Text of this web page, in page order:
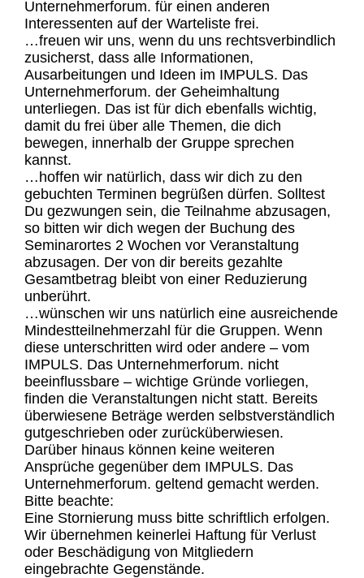
Unternehmerforum. für einen anderen
Interessenten auf der Warteliste frei.
…freuen wir uns, wenn du uns rechtsverbindlich
zusicherst, dass alle Informationen,
Ausarbeitungen und Ideen im IMPULS. Das
Unternehmerforum. der Geheimhaltung
unterliegen. Das ist für dich ebenfalls wichtig,
damit du frei über alle Themen, die dich
bewegen, innerhalb der Gruppe sprechen
kannst.
…hoffen wir natürlich, dass wir dich zu den
gebuchten Terminen begrüßen dürfen. Solltest
Du gezwungen sein, die Teilnahme abzusagen,
so bitten wir dich wegen der Buchung des
Seminarortes 2 Wochen vor Veranstaltung
abzusagen. Der von dir bereits gezahlte
Gesamtbetrag bleibt von einer Reduzierung
unberührt.
…wünschen wir uns natürlich eine ausreichende
Mindestteilnehmerzahl für die Gruppen. Wenn
diese unterschritten wird oder andere – vom
IMPULS. Das Unternehmerforum. nicht
beeinflussbare – wichtige Gründe vorliegen,
finden die Veranstaltungen nicht statt. Bereits
überwiesene Beträge werden selbstverständlich
gutgeschrieben oder zurücküberwiesen.
Darüber hinaus können keine weiteren
Ansprüche gegenüber dem IMPULS. Das
Unternehmerforum. geltend gemacht werden.
Bitte beachte:
Eine Stornierung muss bitte schriftlich erfolgen.
Wir übernehmen keinerlei Haftung für Verlust
oder Beschädigung von Mitgliedern
eingebrachte Gegenstände.